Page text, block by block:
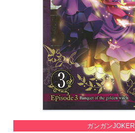
スクウェア・エニックス サイト内検索
ガンガンJOKER